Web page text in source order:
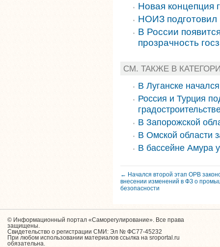
Новая концепция
НОИЗ подготовил
В России
прозрачность
СМ. ТАКЖЕ В
В Луганске
Россия и Турция
В Запорожской
В Омской области
В бассейне Амура
← Начался второй этап ОРВ
внесении изменений в ФЗ о
безопасности
© Информационный портал «Саморегулирование». Все права
защищены.
Свидетельство о регистрации СМИ: Эл № ФС77-45232
При любом использовании материалов ссылка на sroportal.ru
обязательна.